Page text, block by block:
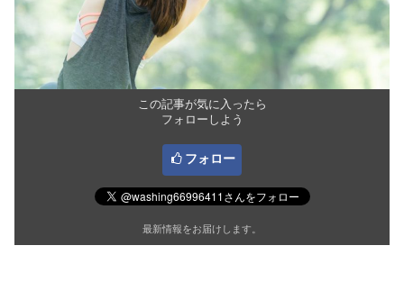
この記事が気に入ったら
フォローしよう
フォロー
最新情報をお届けします。